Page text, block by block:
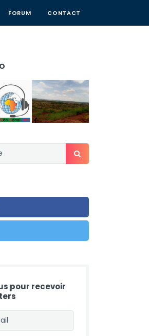
FORUM CONTACT
pour recevoir